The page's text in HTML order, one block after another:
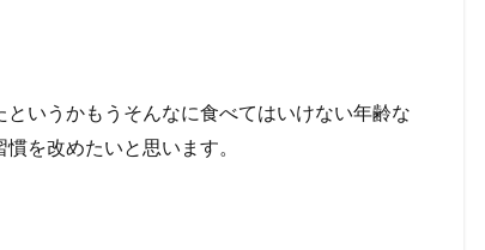
いうかもうそんなに食べてはいけない年齢な
を改めたいと思います。